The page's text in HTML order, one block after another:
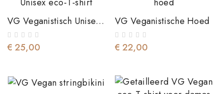
VG Veganistisch Unisex
Eco-T-Shirt
€ 25,00
VG Veganistische Hoed
€ 22,00